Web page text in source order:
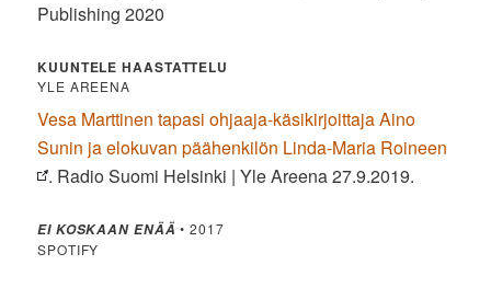
Publishing 2020
KUUNTELE HAASTATTELU
YLE AREENA
Vesa Marttinen tapasi ohjaaja-käsikirjoittaja Aino
Sunin ja elokuvan päähenkilön Linda-Maria Roineen
. Radio Suomi Helsinki | Yle Areena 27.9.2019.
EI KOSKAAN ENÄÄ • 2017
SPOTIFY